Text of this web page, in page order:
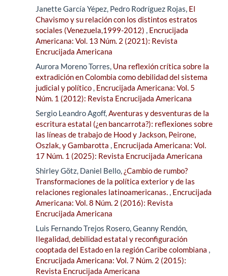
Janette García Yépez, Pedro Rodríguez Rojas, El
Chavismo y su relación con los distintos estratos
sociales (Venezuela,1999-2012) , Encrucijada
Americana: Vol. 13 Núm. 2 (2021): Revista
Encrucijada Americana
Aurora Moreno Torres, Una reflexión crítica sobre la
extradición en Colombia como debilidad del sistema
judicial y político, Encrucijada Americana: Vol. 5
Núm. 1 (2012): Revista Encrucijada Americana
Sergio Leandro Agoff,Aventuras y desventuras de la
escritura estatal (¿en bancarrota?): reflexiones sobre
las líneas de trabajo de Hood y Jackson, Peirone,
Oszlak, y Gambarotta , Encrucijada Americana: Vol.
17 Núm. 1 (2025): Revista Encrucijada Americana
Shirley Götz, Daniel Bello, ¿Cambio de rumbo?
Transformaciones de la política exterior y de las
relaciones regionales latinoamericanas., Encrucijada
Americana: Vol. 8 Núm. 2 (2016): Revista
Encrucijada Americana
Luis Fernando Trejos Rosero, Geanny Rendón,
Ilegalidad, debilidad estatal y reconfiguración
cooptada del Estado en la región Caribe colombiana ,
Encrucijada Americana: Vol. 7 Núm. 2 (2015):
Revista Encrucijada Americana